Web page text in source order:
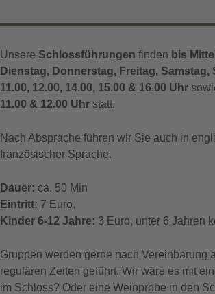
Unsere Schlossführungen finden bis
Dienstag, Donnerstag, Freitag, Samstag,
11.00, 12.00, 14.00, 15.00 & 16.00 Uhr
11.00 & 12.00 Uhr statt.
Nach Absprache führen wir Sie auch in
französischer Sprache.
Dauer: ca. 50 Min
Eintritt: 7 Euro.
Kinder 6-12 Jahre: 3 Euro, unter 6 Jahren
Gruppen werden gerne nach Vereinbarung
regulären Zeiten geführt. Wir wäre es mit
im Schloss? Oder eine Weinprobe in den